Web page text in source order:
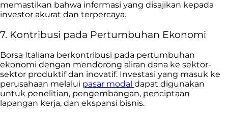
memastikan bahwa informasi yang disajikan kepada
investor akurat dan terpercaya.
7. Kontribusi pada Pertumbuhan Ekonomi
Borsa Italiana berkontribusi pada pertumbuhan
ekonomi dengan mendorong aliran dana ke sektor-
sektor produktif dan inovatif. Investasi yang masuk ke
perusahaan melalui pasar modal dapat digunakan
untuk penelitian, pengembangan, penciptaan
lapangan kerja, dan ekspansi bisnis.